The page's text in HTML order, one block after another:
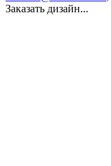
Заказать дизайн...